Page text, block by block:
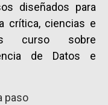
diseñados para
crítica, ciencias e
curso sobre
de Datos e
paso